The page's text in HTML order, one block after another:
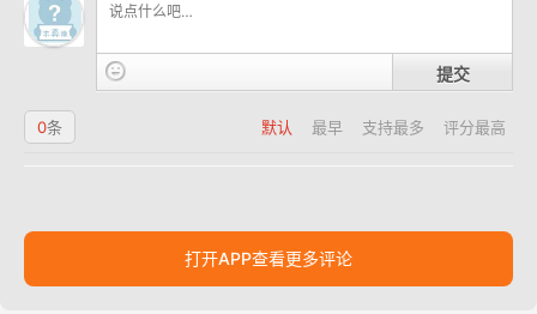
提交
默认 最早 支持最多 评分最高
0条
打开APP查看更多评论